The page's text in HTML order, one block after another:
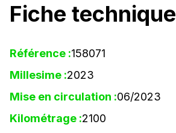
Fiche technique
Référence :158071
Millesime :2023
Mise en circulation :06/2023
Kilométrage :2100